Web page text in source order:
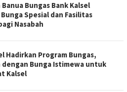
Bungas Bank Kalsel
Spesial dan Fasilitas
Nasabah
Hadirkan Program Bungas,
dengan Bunga Istimewa untuk
Kalsel